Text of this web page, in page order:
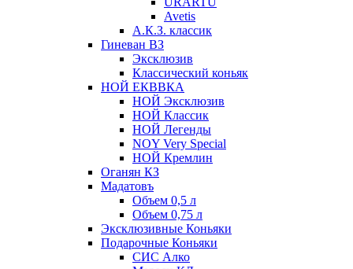
Avetis
А.К.З. классик
Гиневан ВЗ
Эксклюзив
Классический коньяк
НОЙ ЕКВВКА
НОЙ Эксклюзив
НОЙ Классик
НОЙ Легенды
NOY Very Speсial
НОЙ Кремлин
Оганян КЗ
Мадатовъ
Объем 0,5 л
Объем 0,75 л
Эксклюзивные Коньяки
Подарочные Коньяки
СИС Алко